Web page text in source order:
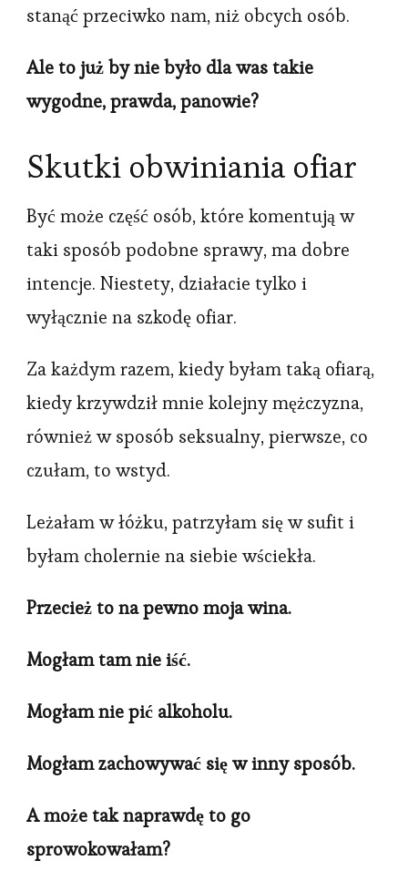
stanąć przeciwko nam, niż obcych osób.
Ale to już by nie było dla was takie
wygodne, prawda, panowie?
Skutki obwiniania ofiar
Być może część osób, które komentują w
taki sposób podobne sprawy, ma dobre
intencje. Niestety, działacie tylko i
wyłącznie na szkodę ofiar.
Za każdym razem, kiedy byłam taką ofiarą,
kiedy krzywdził mnie kolejny mężczyzna,
również w sposób seksualny, pierwsze, co
czułam, to wstyd.
Leżałam w łóżku, patrzyłam się w sufit i
byłam cholernie na siebie wściekła.
Przecież to na pewno moja wina.
Mogłam tam nie iść.
Mogłam nie pić alkoholu.
Mogłam zachowywać się w inny sposób.
A może tak naprawdę to go
sprowokowałam?